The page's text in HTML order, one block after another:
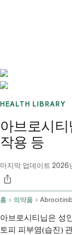
HEALTH LIBRARY
아브로시
작용 등
마지막 업데이트 2026
홈 의약품
아브로시티닙은 성
토피 피부염(습진)